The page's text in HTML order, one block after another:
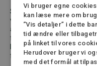
Sager om vennetjenester
vanskelige, fordi de ligger
arbejde. En forkert eller
føre til afslag. Derfor bør
kommet til skade, mens
familiemedlem.
Vi bruger egne
kan læse mere om
”Vis detaljer” i dette
tid ændre eller
på linket til vores
Herudover bruger vi
med det formål at